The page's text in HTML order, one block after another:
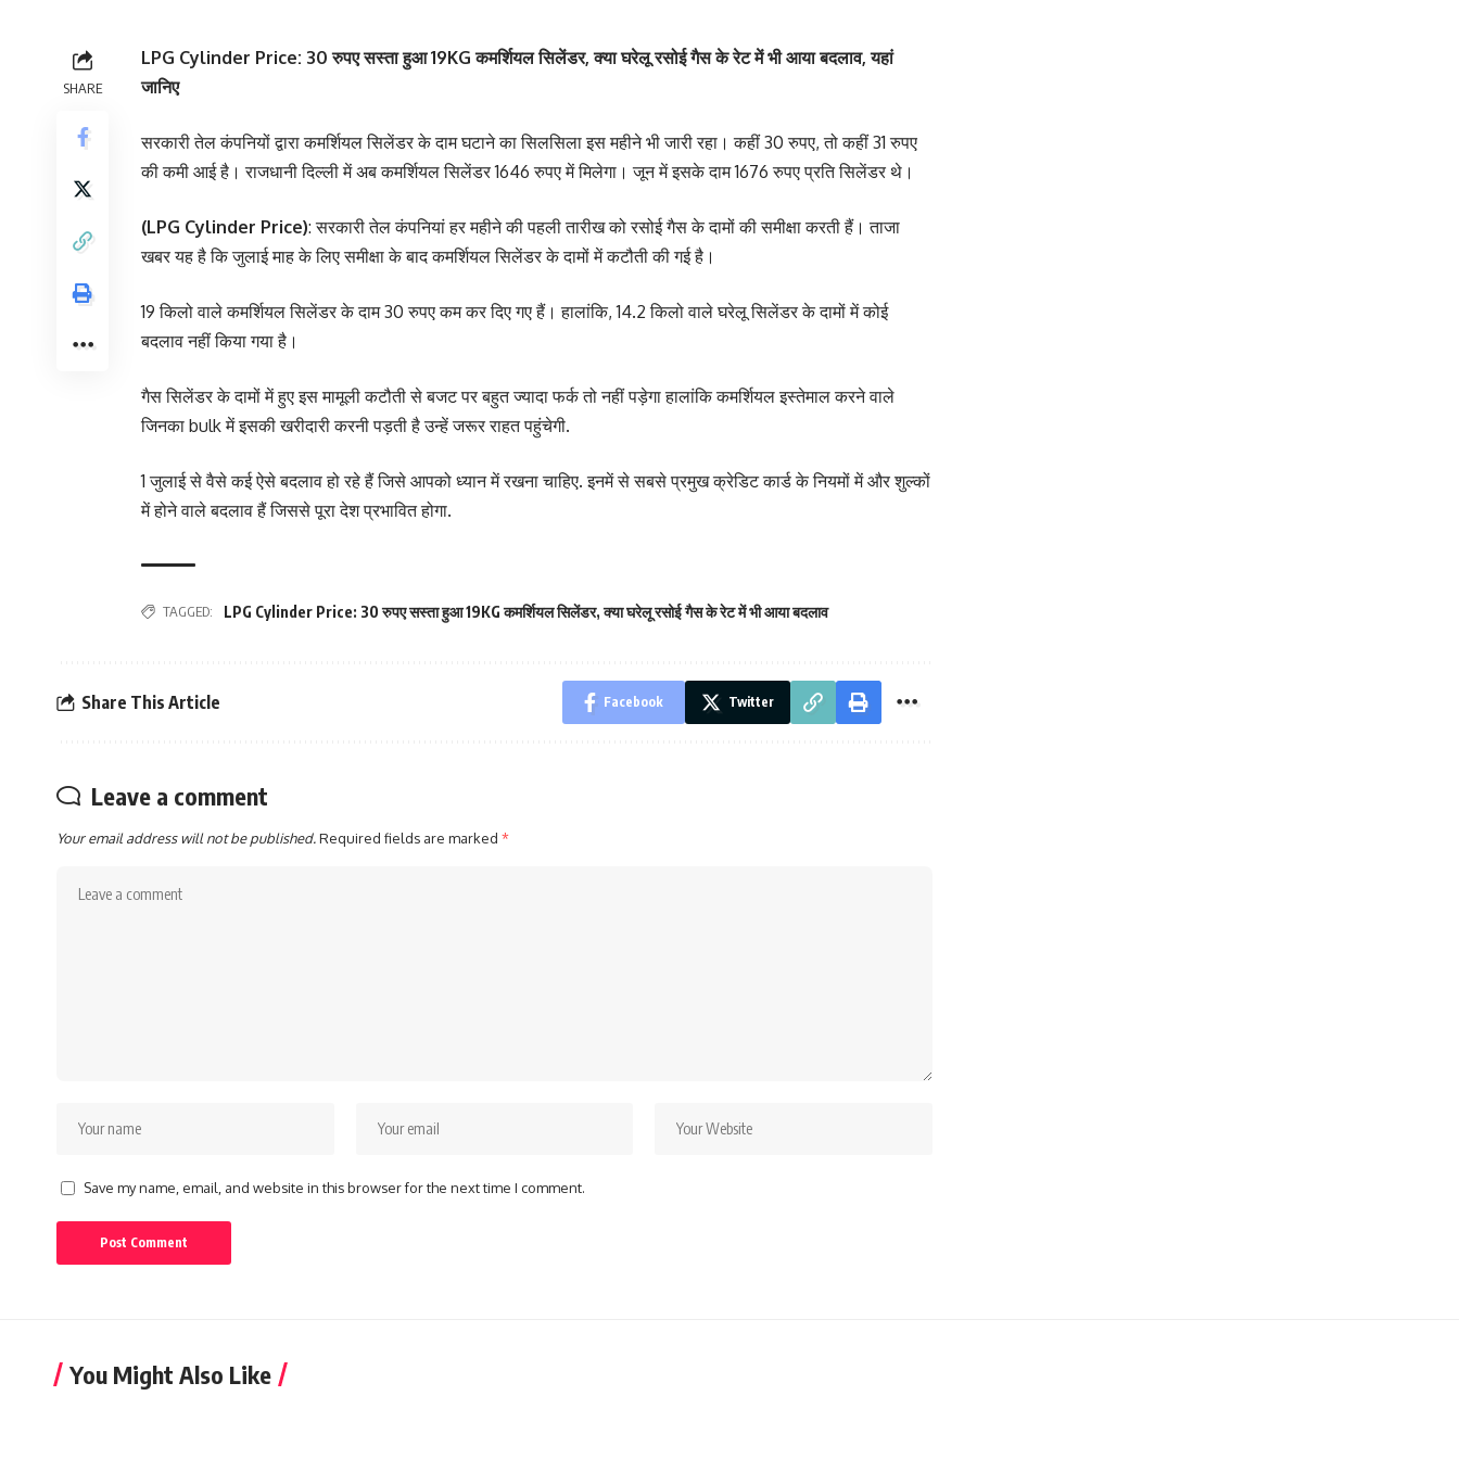
SHARE
LPG Cylinder Price: 30 रुपए सस्ता हुआ 19KG कमर्शियल सिलेंडर, क्या घरेलू रसोई गैस के रेट में भी आया बदलाव, यहां
जानिए
सरकारी तेल कंपनियों द्वारा कमर्शियल सिलेंडर के दाम घटाने का सिलसिला इस महीने भी जारी रहा। कहीं 30 रुपए, तो कहीं 31 रुपए
की कमी आई है। राजधानी दिल्ली में अब कमर्शियल सिलेंडर 1646 रुपए में मिलेगा। जून में इसके दाम 1676 रुपए प्रति सिलेंडर थे।
(LPG Cylinder Price): सरकारी तेल कंपनियां हर महीने की पहली तारीख को रसोई गैस के दामों की समीक्षा करती हैं। ताजा
खबर यह है कि जुलाई माह के लिए समीक्षा के बाद कमर्शियल सिलेंडर के दामों में कटौती की गई है।
19 किलो वाले कमर्शियल सिलेंडर के दाम 30 रुपए कम कर दिए गए हैं। हालांकि, 14.2 किलो वाले घरेलू सिलेंडर के दामों में कोई
बदलाव नहीं किया गया है।
गैस सिलेंडर के दामों में हुए इस मामूली कटौती से बजट पर बहुत ज्यादा फर्क तो नहीं पड़ेगा हालांकि कमर्शियल इस्तेमाल करने वाले
जिनका bulk में इसकी खरीदारी करनी पड़ती है उन्हें जरूर राहत पहुंचेगी.
1 जुलाई से वैसे कई ऐसे बदलाव हो रहे हैं जिसे आपको ध्यान में रखना चाहिए. इनमें से सबसे प्रमुख क्रेडिट कार्ड के नियमों में और शुल्कों
में होने वाले बदलाव हैं जिससे पूरा देश प्रभावित होगा.
TAGGED: LPG Cylinder Price: 30 रुपए सस्ता हुआ 19KG कमर्शियल सिलेंडर,क्या घरेलू रसोई गैस के रेट में भी आया बदलाव
Share This Article Facebook Twitter
Leave a comment
Your email address will not be published.Required fields are marked *
Save my name, email, and website in this browser for the next time I comment.
You Might Also Like